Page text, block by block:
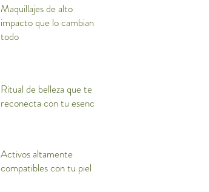
Maquillajes de alto
impacto que lo cambian
todo
Ritual de belleza que te
reconecta con tu esencia
Activos altamente
compatibles con tu piel